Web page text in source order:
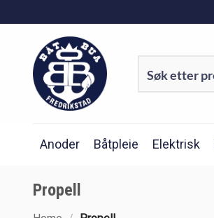
to
Anoder Båtpleie Elektrisk
Propell